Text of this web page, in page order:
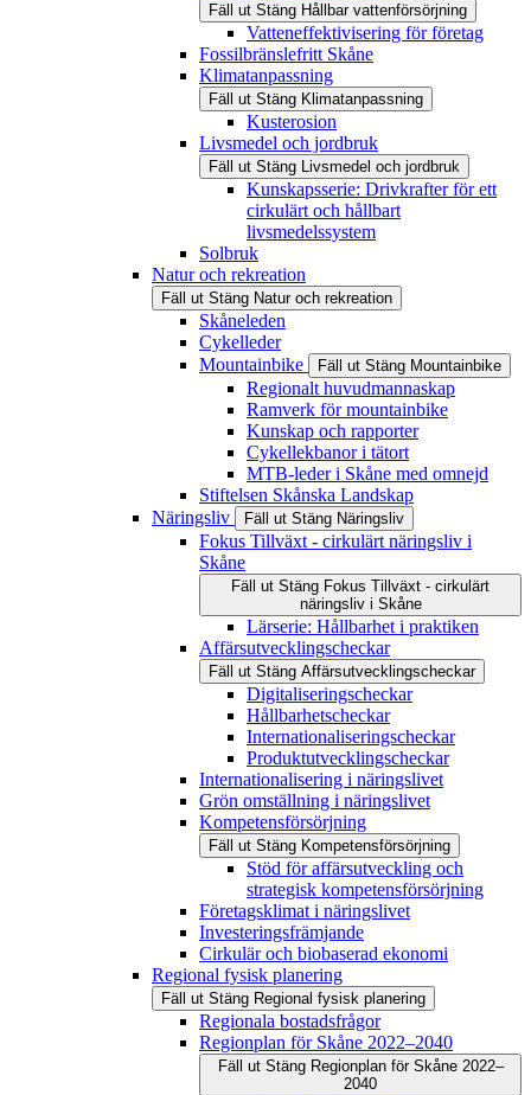
Fäll ut Stäng Hållbar vattenförsörjning
Vatteneffektivisering för företag
Fossilbränslefritt Skåne
Klimatanpassning
Fäll ut Stäng Klimatanpassning
Kusterosion
Livsmedel och jordbruk
Fäll ut Stäng Livsmedel och jordbruk
Kunskapsserie: Drivkrafter för ett
cirkulärt och hållbart
livsmedelssystem
Solbruk
Natur och rekreation
Fäll ut Stäng Natur och rekreation
Skåneleden
Cykelleder
Mountainbike
Fäll ut Stäng Mountainbike
Regionalt huvudmannaskap
Ramverk för mountainbike
Kunskap och rapporter
Cykellekbanor i tätort
MTB-leder i Skåne med omnejd
Stiftelsen Skånska Landskap
Näringsliv
Fäll ut Stäng Näringsliv
Fokus Tillväxt - cirkulärt näringsliv i
Skåne
Fäll ut Stäng Fokus Tillväxt - cirkulärt
näringsliv i Skåne
Lärserie: Hållbarhet i praktiken
Affärsutvecklingscheckar
Fäll ut Stäng Affärsutvecklingscheckar
Digitaliseringscheckar
Hållbarhetscheckar
Internationaliseringscheckar
Produktutvecklingscheckar
Internationalisering i näringslivet
Grön omställning i näringslivet
Kompetensförsörjning
Fäll ut Stäng Kompetensförsörjning
Stöd för affärsutveckling och
strategisk kompetensförsörjning
Företagsklimat i näringslivet
Investeringsfrämjande
Cirkulär och biobaserad ekonomi
Regional fysisk planering
Fäll ut Stäng Regional fysisk planering
Regionala bostadsfrågor
Regionplan för Skåne 2022–2040
Fäll ut Stäng Regionplan för Skåne 2022–
2040